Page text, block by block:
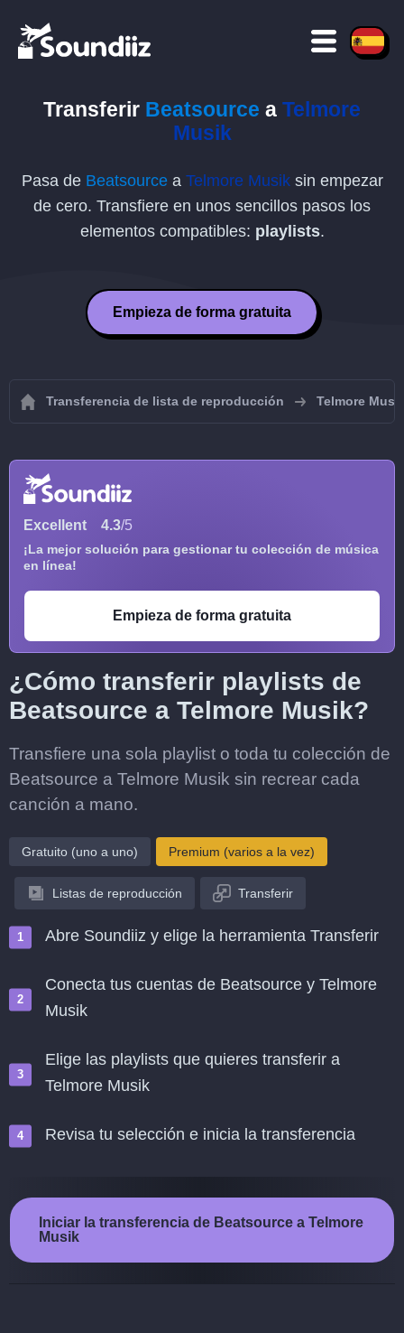
Transferir Beatsource a Telmore
Musik
Pasa de Beatsourcea Telmore Musiksin empezar
de cero. Transfiere en unos sencillos pasos los
elementos compatibles: playlists.
Empieza de forma gratuita
Transferencia de lista de reproducción Telmore
Excellent 4.3/5
¡La mejor solución para gestionar tu colección de música
en línea!
Empieza de forma gratuita
¿Cómo transferir playlists de
Beatsource a Telmore Musik?
Transfiere una sola playlist o toda tu colección de
Beatsource a Telmore Musik sin recrear cada
canción a mano.
Gratuito (uno a uno) Premium (varios a la vez)
Listas de reproducción Transferir
Abre Soundiiz y elige la herramienta Transferir
Conecta tus cuentas de Beatsource y Telmore
Musik
Elige las playlists que quieres transferir a
Telmore Musik
Revisa tu selección e inicia la transferencia
Iniciar la transferencia de Beatsource a Telmore
Musik